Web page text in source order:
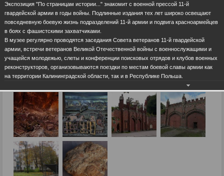
Экспозиция "По страницам истории..." знакомит с военной прессой 11-й
гвардейской армии в годы войны. Подлинные издания тех лет широко освещают
повседневную боевую жизнь подразделений 11-й армии и подвига красноармейцев
в боях с фашистскими захватчиками.
В музее регулярно проводятся заседания Совета ветеранов 11-й гвардейской
армии, встречи ветеранов Великой Отечественной войны с военнослужащими и
учащейся молодежью, слеты и конференции поисковых отрядов и клубов военных
реконструкторов, организовываются поездки по местам боевой славы армии как
на территории Калининградской области, так и в Республике Польша.